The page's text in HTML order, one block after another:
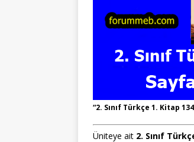
“2. Sınıf Türkçe 1. Kitap
Üniteye ait 2. Sınıf